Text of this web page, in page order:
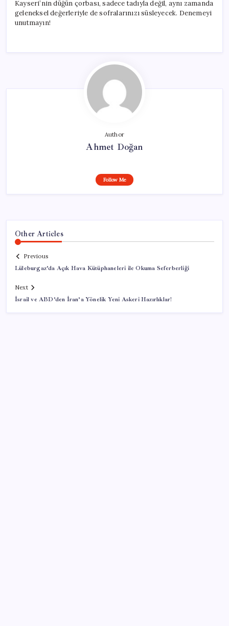
Kayseri’nin düğün çorbası, sadece tadıyla değil, aynı zamanda
geleneksel değerleriyle de sofralarınızı süsleyecek. Denemeyi
unutmayın!
Author
Ahmet Doğan
Follow Me
Other Articles
Previous
Lüleburgaz’da Açık Hava Kütüphaneleri ile Okuma Seferberliği
Next
İsrail ve ABD’den İran’a Yönelik Yeni Askeri Hazırlıklar!